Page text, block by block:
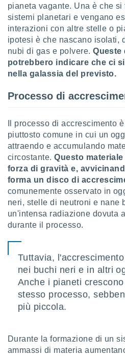
" o
cookie
sito
su
e/o
dati
la
creare
la
per
profili
pianeta vagante. Una è che
sistemi planetari e vengano
interazioni con altre stelle o
ipotesi è che nascano isolati,
nubi di gas e polvere.Queste
potrebbero indicare che ci
nella galassia del previsto.
Processo di
Il processo di accrescimento
piuttosto comune in cui un
attraendo e accumulando
circostante.Questo
forza di gravità e,
forma un disco di
comunemente osservato in
neri, stelle di neutroni e nane
un'intensa radiazione dovuta
durante il processo.
Tuttavia,
nei buchi neri e in altri
Anche i pianeti
stesso processo,
più piccola.
Durante la formazione di un
ammassi di materia